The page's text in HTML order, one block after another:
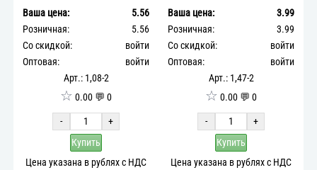
Ваша цена:
5.56
Розничная:
5.56
Со скидкой:
войти
Оптовая:
войти
Арт.: 1,08-2
☆ 0.00 💬 0
-
+
Купить
Цена указана в рублях с НДС
Ваша цена:
3.99
Розничная:
3.99
Со скидкой:
войти
Оптовая:
войти
Арт.: 1,47-2
☆ 0.00 💬 0
-
+
Купить
Цена указана в рублях с НДС